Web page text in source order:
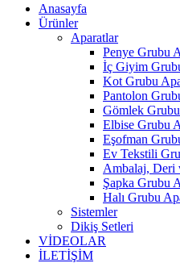
Anasayfa
Ürünler
Aparatlar
Penye Grubu
İç Giyim
Kot Grubu
Pantolon
Gömlek
Elbise Grubu
Eşofman
Ev Tekstili
Ambalaj, Deri
Şapka Grubu
Halı Grubu
Sistemler
Dikiş Setleri
VİDEOLAR
İLETİŞİM